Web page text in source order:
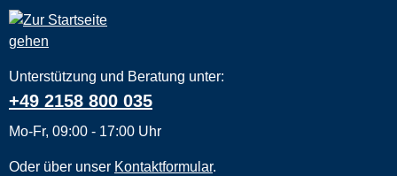
Unterstützung und Beratung unter:
+49 2158 800 035
Mo-Fr, 09:00 - 17:00 Uhr
Oder über unser Kontaktformular.